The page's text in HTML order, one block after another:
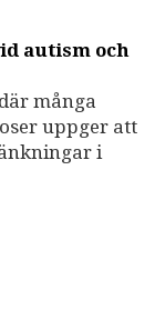
autism och
många
uppger att
i